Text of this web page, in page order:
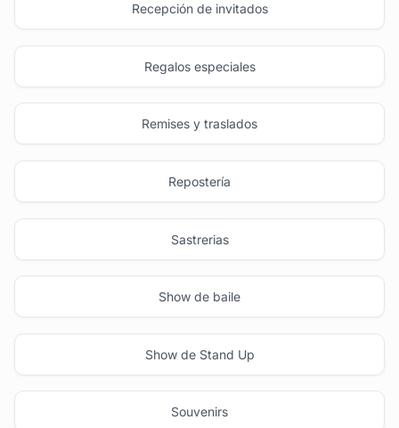
Recepción de invitados
Regalos especiales
Remises y traslados
Repostería
Sastrerias
Show de baile
Show de Stand Up
Souvenirs